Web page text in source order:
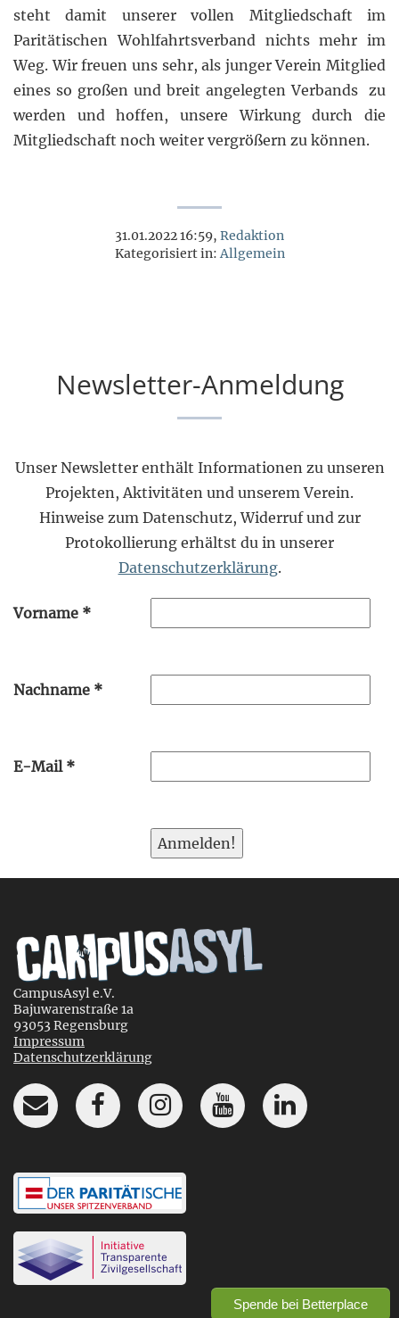
steht damit unserer vollen Mitgliedschaft im
Paritätischen Wohlfahrtsverband nichts mehr im
Weg. Wir freuen uns sehr, als junger Verein Mitglied
eines so großen und breit angelegten Verbands zu
werden und hoffen, unsere Wirkung durch die
Mitgliedschaft noch weiter vergrößern zu können.
31.01.2022 16:59, Redaktion
Kategorisiert in:Allgemein
Newsletter-Anmeldung
Unser Newsletter enthält Informationen zu unseren
Projekten, Aktivitäten und unserem Verein.
Hinweise zum Datenschutz, Widerruf und zur
Protokollierung erhältst du in unserer
Datenschutzerklärung.
Vorname *
Nachname *
E-Mail *
Spende bei Betterplace
CampusAsyl e.V.
Bajuwarenstraße 1a
93053 Regensburg
Impressum
Datenschutzerklärung